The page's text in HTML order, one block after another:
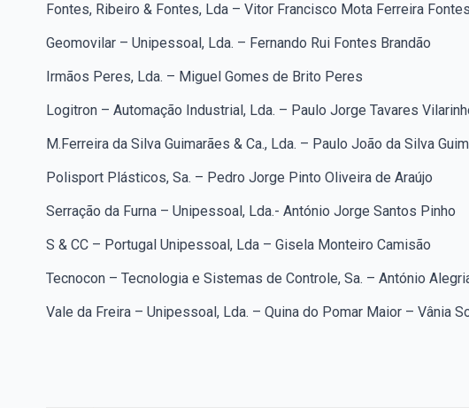
Fontes, Ribeiro & Fontes, Lda – Vitor Francisco Mota Ferreira Fontes
Geomovilar – Unipessoal, Lda. – Fernando Rui Fontes Brandão
Irmãos Peres, Lda. – Miguel Gomes de Brito Peres
Logitron – Automação Industrial, Lda. – Paulo Jorge Tavares
M.Ferreira da Silva Guimarães & Ca., Lda. – Paulo João da Silva
Polisport Plásticos, Sa. – Pedro Jorge Pinto Oliveira de Araújo
Serração da Furna – Unipessoal, Lda.- António Jorge Santos Pinho
S & CC – Portugal Unipessoal, Lda – Gisela Monteiro Camisão
Tecnocon – Tecnologia e Sistemas de Controle, Sa. – António
Vale da Freira – Unipessoal, Lda. – Quina do Pomar Maior – Vânia